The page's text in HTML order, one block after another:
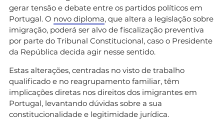
gerar tensão e debate entre os partidos políticos em
Portugal. O novo diploma, que altera a legislação sobre
imigração, poderá ser alvo de fiscalização preventiva
por parte do Tribunal Constitucional, caso o Presidente
da República decida agir nesse sentido.
Estas alterações, centradas no visto de trabalho
qualificado e no reagrupamento familiar, têm
implicações diretas nos direitos dos imigrantes em
Portugal, levantando dúvidas sobre a sua
constitucionalidade e legitimidade jurídica.